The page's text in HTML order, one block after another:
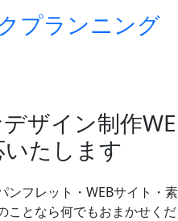
ザイン制作
たします
ンフレット・WEBサイト・
ことなら何でもおまかせく